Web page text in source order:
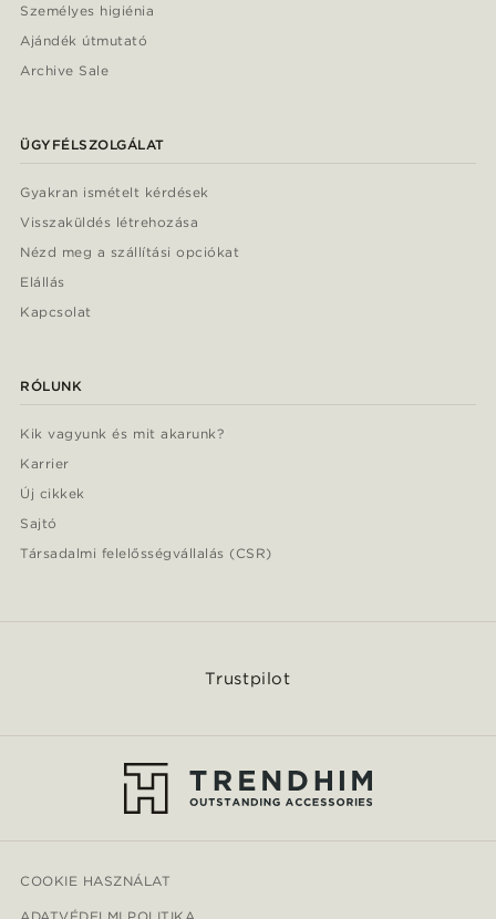
Személyes higiénia
Ajándék útmutató
Archive Sale
ÜGYFÉLSZOLGÁLAT
Gyakran ismételt kérdések
Visszaküldés létrehozása
Nézd meg a szállítási opciókat
Elállás
Kapcsolat
RÓLUNK
Kik vagyunk és mit akarunk?
Karrier
Új cikkek
Sajtó
Társadalmi felelősségvállalás (CSR)
Trustpilot
COOKIE HASZNÁLAT